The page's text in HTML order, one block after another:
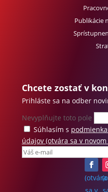
Publikácie
Chcete zostať v
Prihláste sa na odber
Nevyplňujte toto pole
Súhlasím s
údajov(otvára sa v novom
(otvára